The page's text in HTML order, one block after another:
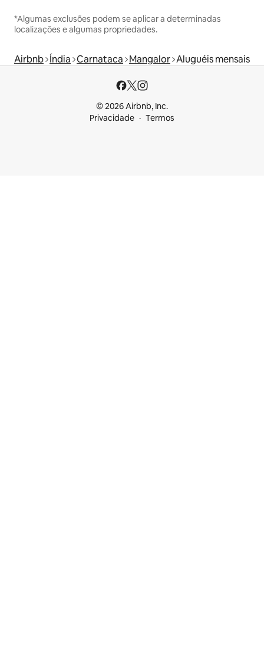
*Algumas exclusões podem se aplicar a determinadas
localizações e algumas propriedades.
Airbnb Índia Carnataca Mangalor Aluguéis mensais
© 2026 Airbnb, Inc.
Privacidade
Termos